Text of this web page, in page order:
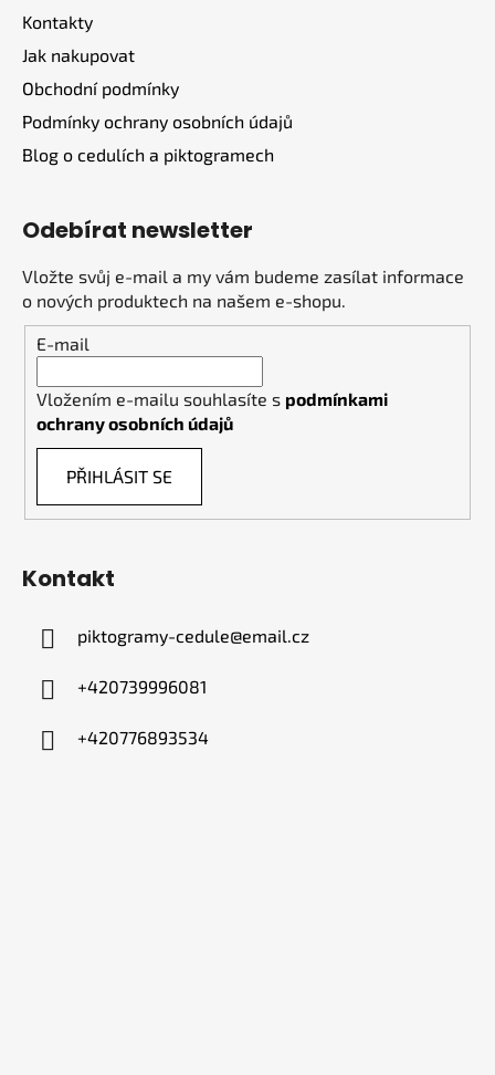
Kontakty
Jak nakupovat
Obchodní podmínky
Podmínky ochrany osobních údajů
Blog o cedulích a piktogramech
Odebírat newsletter
Vložte svůj e-mail a my vám budeme zasílat informace
o nových produktech na našem e-shopu.
E-mail
Vložením e-mailu souhlasíte s podmínkami
ochrany osobních údajů
PŘIHLÁSIT SE
Kontakt
piktogramy-cedule@email.cz
+420739996081
+420776893534